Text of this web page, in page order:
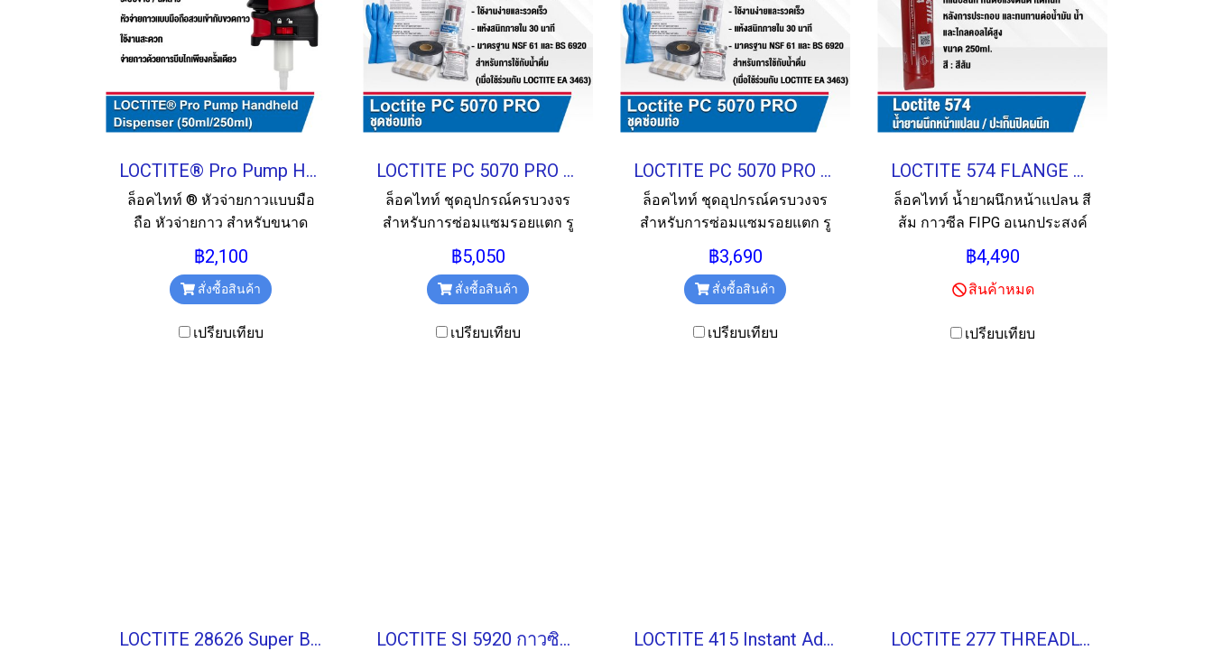
LOCTITE® Pro Pump Handheld Dispenser (50ml/250ml)
ล็อคไทท์ ® หัวจ่ายกาวแบบมือ
ถือ หัวจ่ายกาว สำหรับขนาด
50ml/ 250ml เป็นระบบจ่ายกาว
แบบครบวงจร น้ำหนักเบา ใช้
งานสะดวก จ่ายกาวง่ายด้วยการ
฿2,100
สั่งซื้อสินค้า
เปรียบเทียบ
LOCTITE PC 5070 PRO ADVANCED PIPE REPAIR KIT 4"
ล็อคไทท์ ชุดอุปกรณ์ครบวงจร
สำหรับการซ่อมแซมรอยแตก รู
รั่ว และเกลียวรั่วในท่อโลหะ
พลาสติก และวัสดุผสม ใช้งาน
ง่ายและรวดเร็ว สำหรับท่อขนาด
฿5,050
สั่งซื้อสินค้า
เปรียบเทียบ
LOCTITE PC 5070 PRO ADVANCED PIPE REPAIR KIT 2"
ล็อคไทท์ ชุดอุปกรณ์ครบวงจร
สำหรับการซ่อมแซมรอยแตก รู
รั่ว และเกลียวรั่วในท่อโลหะ
พลาสติก และวัสดุผสม ใช้งาน
ง่ายและรวดเร็ว สำหรับท่อขนาด
฿3,690
สั่งซื้อสินค้า
เปรียบเทียบ
LOCTITE 574 FLANGE SEALANT น้ำยาผนึกหน้าแปลน 250ml.
ล็อคไทท์ น้ำยาผนึกหน้าแปลน สี
ส้ม กาวซีล FIPG อเนกประสงค์
สำหรับหน้าแปลนโลหะกลึงและ
โลหะแข็ง ขนาด 250ml.
฿4,490
สินค้าหมด
เปรียบเทียบ
LOCTITE 28626 Super Bonder Universal Adhesive กาวแห้งเร็วเอนกประสงค์ 20G LOCTITE SI 5920 กาวซิลิโคน CO RTV SIL 70ML. LOCTITE 415 Instant Adhesive กาวแห้งเร็วชนิดฐานเมทิล 20ML. LOCTITE 277 THREADLOCKER น้ำยาล็อคเกลียว 50ML.